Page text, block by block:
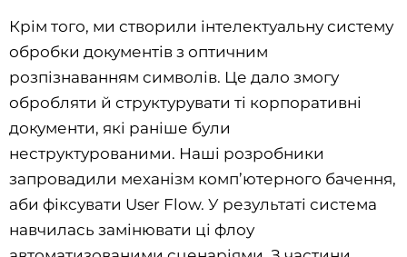
Крім того, ми створили інтелектуальну систему
обробки документів з оптичним
розпізнаванням символів. Це дало змогу
обробляти й структурувати ті корпоративні
документи, які раніше були
неструктурованими. Наші розробники
запровадили механізм комп’ютерного бачення,
аби фіксувати User Flow. У результаті система
навчилась замінювати ці флоу